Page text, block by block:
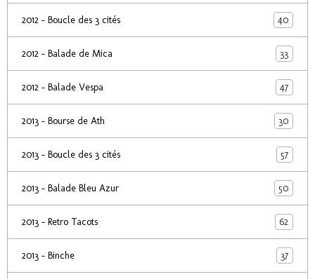
2012 - Boucle des 3 cités 40
2012 - Balade de Mica 33
2012 - Balade Vespa 47
2013 - Bourse de Ath 30
2013 - Boucle des 3 cités 57
2013 - Balade Bleu Azur 50
2013 - Retro Tacots 62
2013 - Binche 37